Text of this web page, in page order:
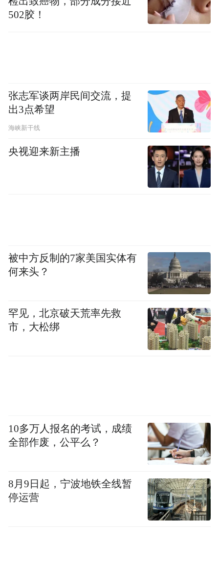
置就业。
黎）
“特别声明：以上作品内容(包括在内的视频、图片或音
频)为凤凰网旗下自媒体平台“大风号”用户上传并发
布，本平台仅提供信息存储空间服务。
Notice: The content above (including the videos,
pictures and audios if any) is uploaded and posted
by the user of Dafeng Hao, which is a social media
502胶！
张志军谈两岸民间交流，提
出3点希望
海峡新干线
央视迎来新主播
被中方反制的7家美国实体有
何来头？
罕见，北京破天荒率先救
市，大松绑
10多万人报名的考试，成绩
全部作废，公平么？
8月9日起，宁波地铁全线暂
停运营